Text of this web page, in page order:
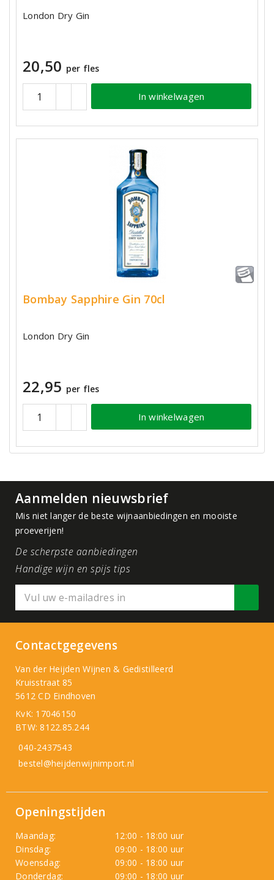
London Dry Gin
20,50 per fles
In winkelwagen
Bombay Sapphire Gin 70cl
London Dry Gin
22,95 per fles
In winkelwagen
Aanmelden nieuwsbrief
Mis niet langer de beste wijnaanbiedingen en mooiste
proeverijen!
De scherpste aanbiedingen
Handige wijn en spijs tips
Contactgegevens
Van der Heijden Wijnen & Gedistilleerd
Kruisstraat 85
5612 CD Eindhoven
KvK: 17046150
BTW: 8122.85.244
040-2437543
bestel@heijdenwijnimport.nl
Openingstijden
Maandag:
12:00 - 18:00 uur
Dinsdag:
09:00 - 18:00 uur
Woensdag:
09:00 - 18:00 uur
Donderdag:
09:00 - 18:00 uur